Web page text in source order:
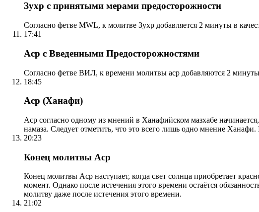
Зухр с принятыми мерами предосторожности
Согласно фетве MWL, к молитве Зухр добавляется 2 минуты в
17:41
Аср с Введенными Предосторожностями
Согласно фетве ВИЛ, к времени молитвы аср добавляются 2
18:45
Аср (Ханафи)
Аср согласно одному из мнений в Ханафийском мазхабе
намаза. Следует отметить, что это всего лишь одно мнение
20:23
Конец молитвы Аср
Конец молитвы Аср наступает, когда свет солнца приобретает
момент. Однако после истечения этого времени остаётся
молитву даже после истечения этого времени.
21:02